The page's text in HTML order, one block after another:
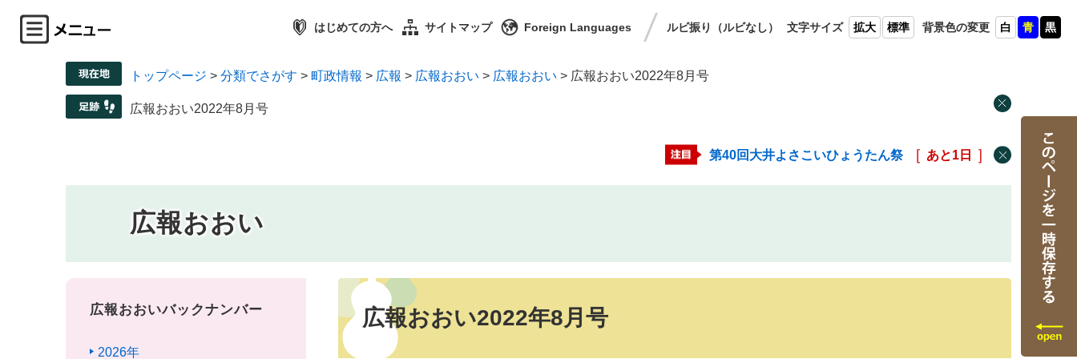
はじめての方へ サイトマップ Foreign Languages ルビ振り （ルビなし） 文字サイズ 拡大 標準 背景色の変更 白 青 黒
トップページ > 分類でさがす > 町政情報 > 広報 > 広報おおい > 広報おおい > 広報おおい2022年8月号
広報おおい2022年8月号
第40回大井よさこいひょうたん祭 あと1 日
広報おおい
広報おおいバックナンバー
2026年
広報おおい2022年8月号